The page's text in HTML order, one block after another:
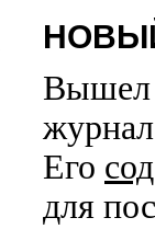
Вышел
Его
для